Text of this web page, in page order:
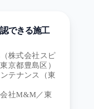
できる施工
株式会社スピ
京都豊島区）
テナンス（東
社M&M／東